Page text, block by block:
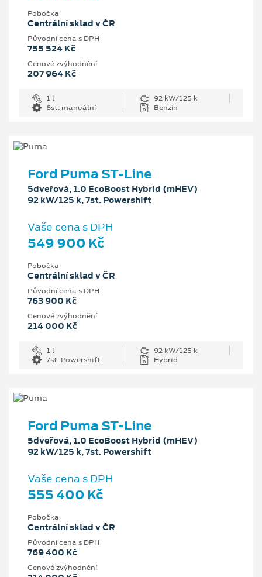
Pobočka
Centrální sklad v ČR
Původní cena s DPH
755 524 Kč
Cenové zvýhodnění
207 964 Kč
1 l
92 kW/125 k
6st. manuální
Benzín
Ford Puma ST-Line
5dveřová, 1.0 EcoBoost Hybrid (mHEV)
92 kW/125 k, 7st. Powershift
Vaše cena s DPH
549 900 Kč
Pobočka
Centrální sklad v ČR
Původní cena s DPH
763 900 Kč
Cenové zvýhodnění
214 000 Kč
1 l
92 kW/125 k
7st. Powershift
Hybrid
Ford Puma ST-Line
5dveřová, 1.0 EcoBoost Hybrid (mHEV)
92 kW/125 k, 7st. Powershift
Vaše cena s DPH
555 400 Kč
Pobočka
Centrální sklad v ČR
Původní cena s DPH
769 400 Kč
Cenové zvýhodnění